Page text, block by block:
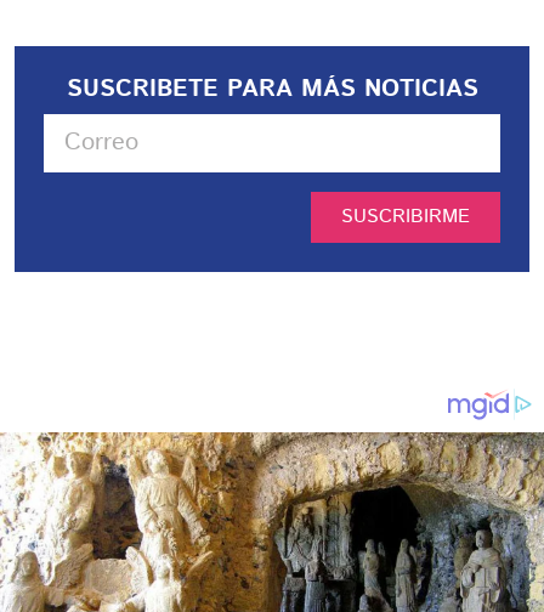
SUSCRIBETE PARA MÁS NOTICIAS
SUSCRIBIRME